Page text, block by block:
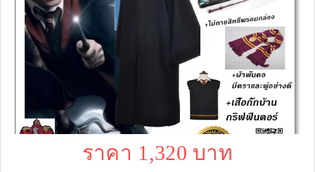
ราคา 1,320 บาท